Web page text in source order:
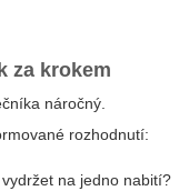
za krokem
náročný.
rozhodnutí:
na jedno nabití?